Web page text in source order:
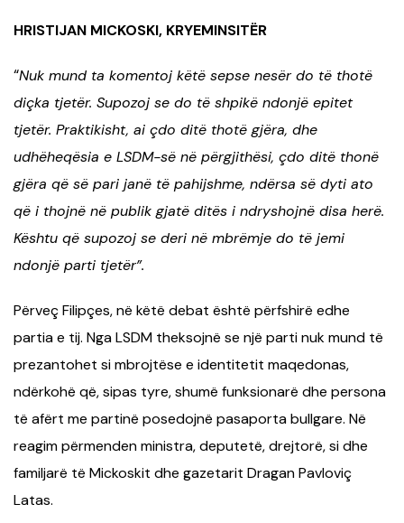
HRISTIJAN MICKOSKI, KRYEMINSITËR
“Nuk mund ta komentoj këtë sepse nesër do të thotë
diçka tjetër. Supozoj se do të shpikë ndonjë epitet
tjetër. Praktikisht, ai çdo ditë thotë gjëra, dhe
udhëheqësia e LSDM-së në përgjithësi, çdo ditë thonë
gjëra që së pari janë të pahijshme, ndërsa së dyti ato
që i thojnë në publik gjatë ditës i ndryshojnë disa herë.
Kështu që supozoj se deri në mbrëmje do të jemi
ndonjë parti tjetër”.
Përveç Filipçes, në këtë debat është përfshirë edhe
partia e tij. Nga LSDM theksojnë se një parti nuk mund të
prezantohet si mbrojtëse e identitetit maqedonas,
ndërkohë që, sipas tyre, shumë funksionarë dhe persona
të afërt me partinë posedojnë pasaporta bullgare. Në
reagim përmenden ministra, deputetë, drejtorë, si dhe
familjarë të Mickoskit dhe gazetarit Dragan Pavloviç
Latas.